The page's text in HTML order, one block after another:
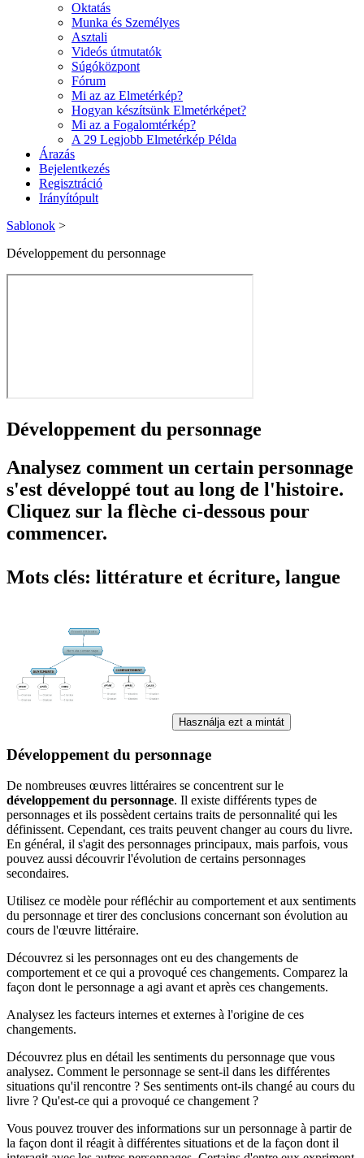
Oktatás
Munka és Személyes
Asztali
Videós útmutatók
Súgóközpont
Fórum
Mi az az Elmetérkép?
Hogyan készítsünk Elmetérképet?
Mi az a Fogalomtérkép?
A 29 Legjobb Elmetérkép Példa
Árazás
Bejelentkezés
Regisztráció
Irányítópult
Sablonok >
Développement du personnage
Développement du personnage
Analysez comment un certain personnage
s'est développé tout au long de l'histoire.
Cliquez sur la flèche ci-dessous pour
commencer.
Mots clés: littérature et écriture, langue
Használja ezt a mintát
Développement du personnage
De nombreuses œuvres littéraires se concentrent sur le
développement du personnage. Il existe différents types de
personnages et ils possèdent certains traits de personnalité qui les
définissent. Cependant, ces traits peuvent changer au cours du livre.
En général, il s'agit des personnages principaux, mais parfois, vous
pouvez aussi découvrir l'évolution de certains personnages
secondaires.
Utilisez ce modèle pour réfléchir au comportement et aux sentiments
du personnage et tirer des conclusions concernant son évolution au
cours de l'œuvre littéraire.
Découvrez si les personnages ont eu des changements de
comportement et ce qui a provoqué ces changements. Comparez la
façon dont le personnage a agi avant et après ces changements.
Analysez les facteurs internes et externes à l'origine de ces
changements.
Découvrez plus en détail les sentiments du personnage que vous
analysez. Comment le personnage se sent-il dans les différentes
situations qu'il rencontre ? Ses sentiments ont-ils changé au cours du
livre ? Qu'est-ce qui a provoqué ce changement ?
Vous pouvez trouver des informations sur un personnage à partir de
la façon dont il réagit à différentes situations et de la façon dont il